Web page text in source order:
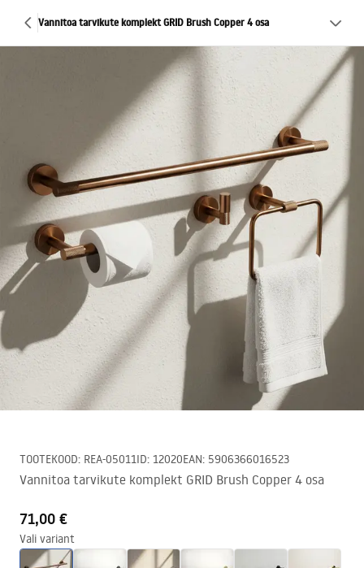
Vannitoa tarvikute komplekt GRID Brush Copper 4 osa
TOOTEKOOD: REA-05011ID: 12020EAN: 5906366016523
Vannitoa tarvikute komplekt GRID Brush Copper 4 osa
71,00 €
Vali variant